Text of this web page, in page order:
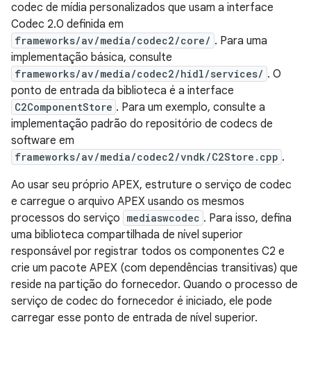
codec de mídia personalizados que usam a interface
Codec 2.0 definida em
frameworks/av/media/codec2/core/ . Para uma
implementação básica, consulte
frameworks/av/media/codec2/hidl/services/ . O
ponto de entrada da biblioteca é a interface
C2ComponentStore . Para um exemplo, consulte a
implementação padrão do repositório de codecs de
software em
frameworks/av/media/codec2/vndk/C2Store.cpp .
Ao usar seu próprio APEX, estruture o serviço de codec
e carregue o arquivo APEX usando os mesmos
processos do serviço mediaswcodec . Para isso, defina
uma biblioteca compartilhada de nível superior
responsável por registrar todos os componentes C2 e
crie um pacote APEX (com dependências transitivas) que
reside na partição do fornecedor. Quando o processo de
serviço de codec do fornecedor é iniciado, ele pode
carregar esse ponto de entrada de nível superior.